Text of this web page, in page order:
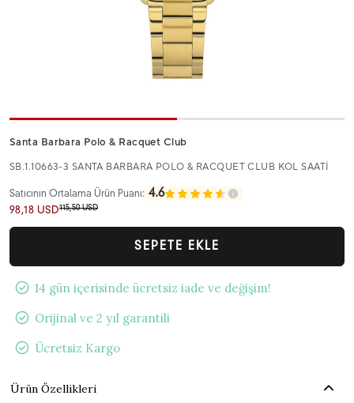
Santa Barbara Polo & Racquet Club
SB.1.10663-3 SANTA BARBARA POLO & RACQUET CLUB KOL SAATİ
Satıcının Ortalama Ürün Puanı: 4.6
98,18 USD115,50 USD
SEPETE EKLE
14 gün içerisinde ücretsiz iade ve değişim!
Orijinal ve 2 yıl garantili
Ücretsiz Kargo
Ürün Özellikleri